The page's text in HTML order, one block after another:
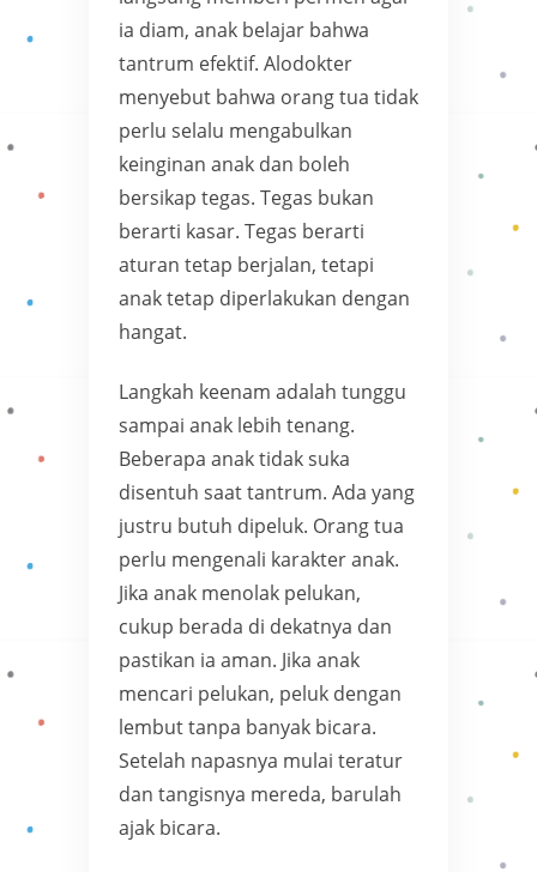
ia diam, anak belajar bahwa
tantrum efektif. Alodokter
menyebut bahwa orang tua tidak
perlu selalu mengabulkan
keinginan anak dan boleh
bersikap tegas. Tegas bukan
berarti kasar. Tegas berarti
aturan tetap berjalan, tetapi
anak tetap diperlakukan dengan
hangat.
Langkah keenam adalah tunggu
sampai anak lebih tenang.
Beberapa anak tidak suka
disentuh saat tantrum. Ada yang
justru butuh dipeluk. Orang tua
perlu mengenali karakter anak.
Jika anak menolak pelukan,
cukup berada di dekatnya dan
pastikan ia aman. Jika anak
mencari pelukan, peluk dengan
lembut tanpa banyak bicara.
Setelah napasnya mulai teratur
dan tangisnya mereda, barulah
ajak bicara.